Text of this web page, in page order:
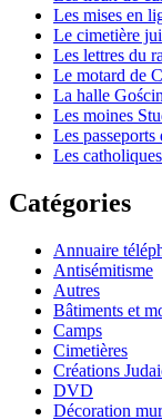
Les mises en
Le cimetière
Les lettres du
Le motard de
La halle
Les moines
Les passeports
Les
Catégories
Annuaire
Antisémitisme
Autres
Bâtiments et
Camps
Cimetières
Créations
DVD
Décoration